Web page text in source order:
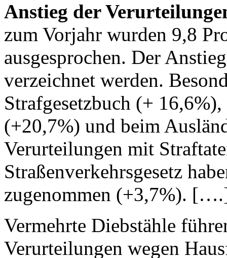
Anstieg der
zum Vorjahr wurden 9,8
ausgesprochen. Der
verzeichnet werden.
Strafgesetzbuch (+
(+20,7%) und beim
Verurteilungen mit
Straßenverkehrsgesetz
zugenommen (+3,7%).
Vermehrte Diebstähle
Verurteilungen wegen